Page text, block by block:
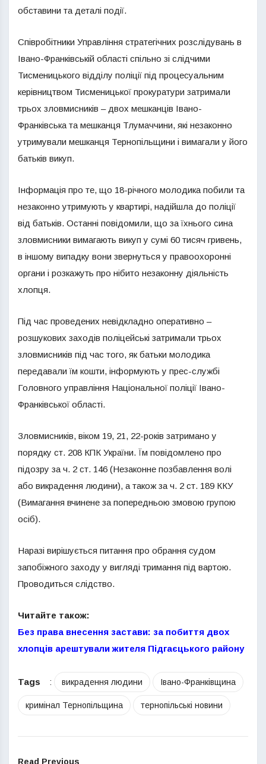
обставини та деталі події.
Співробітники Управління стратегічних розслідувань в
Івано-Франківській області спільно зі слідчими
Тисменицького відділу поліції під процесуальним
керівництвом Тисменицької прокуратури затримали
трьох зловмисників – двох мешканців Івано-
Франківська та мешканця Тлумаччини, які незаконно
утримували мешканця Тернопільщини і вимагали у його
батьків викуп.
Інформація про те, що 18-річного молодика побили та
незаконно утримують у квартирі, надійшла до поліції
від батьків. Останні повідомили, що за їхнього сина
зловмисники вимагають викуп у сумі 60 тисяч гривень,
в іншому випадку вони звернуться у правоохоронні
органи і розкажуть про нібито незаконну діяльність
хлопця.
Під час проведених невідкладно оперативно –
розшукових заходів поліцейські затримали трьох
зловмисників під час того, як батьки молодика
передавали їм кошти, інформують у прес-службі
Головного управління Національної поліції Івано-
Франківської області.
Зловмисників, віком 19, 21, 22-років затримано у
порядку ст. 208 КПК України. Їм повідомлено про
підозру за ч. 2 ст. 146 (Незаконне позбавлення волі
або викрадення людини), а також за ч. 2 ст. 189 ККУ
(Вимагання вчинене за попередньою змовою групою
осіб).
Наразі вирішується питання про обрання судом
запобіжного заходу у вигляді тримання під вартою.
Проводиться слідство.
Читайте також:
Без права внесення застави: за побиття двох
хлопців арештували жителя Підгаєцького району
Tags : викрадення людини Івано-Франківщина
кримінал Тернопільщина тернопільські новини
Read Previous